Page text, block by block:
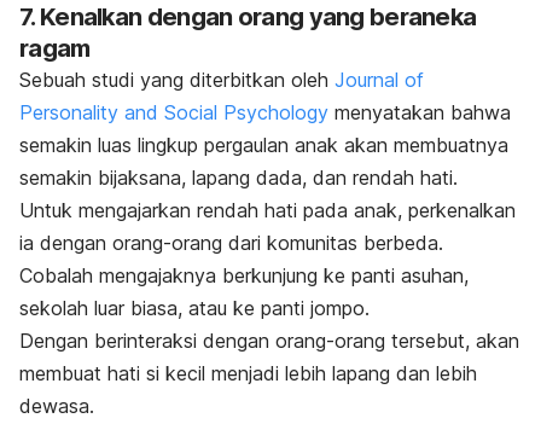
7. Kenalkan dengan orang yang beraneka
ragam
Sebuah studi yang diterbitkan oleh Journal of
Personality and Social Psychology menyatakan bahwa
semakin luas lingkup pergaulan anak akan membuatnya
semakin bijaksana, lapang dada, dan rendah hati.
Untuk mengajarkan rendah hati pada anak, perkenalkan
ia dengan orang-orang dari komunitas berbeda.
Cobalah mengajaknya berkunjung ke panti asuhan,
sekolah luar biasa, atau ke panti jompo.
Dengan berinteraksi dengan orang-orang tersebut, akan
membuat hati si kecil menjadi lebih lapang dan lebih
dewasa.